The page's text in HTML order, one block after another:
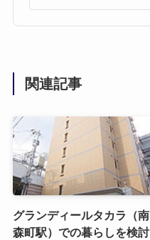
関連記事
グランディールタカラ（南
森町駅）での暮らしを検討